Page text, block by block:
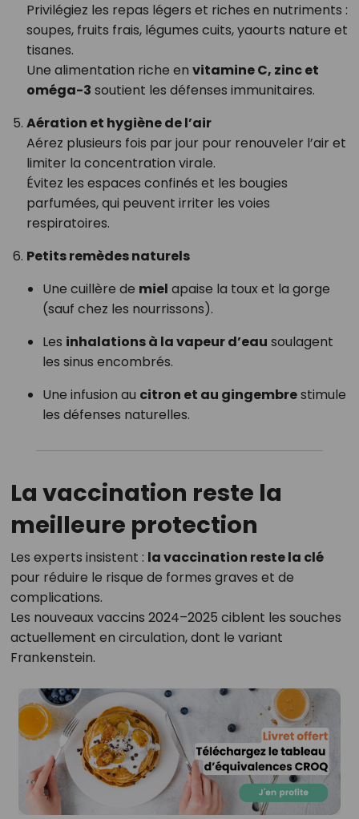
Privilégiez les repas légers et riches en nutriments :
soupes, fruits frais, légumes cuits, yaourts nature et
tisanes.
Une alimentation riche en vitamine C, zinc et
oméga-3 soutient les défenses immunitaires.
Aération et hygiène de l’air
Aérez plusieurs fois par jour pour renouveler l’air et
limiter la concentration virale.
Évitez les espaces confinés et les bougies
parfumées, qui peuvent irriter les voies
respiratoires.
Petits remèdes naturels
Une cuillère de miel apaise la toux et la gorge
(sauf chez les nourrissons).
Les inhalations à la vapeur d’eau soulagent
les sinus encombrés.
Une infusion au citron et au gingembrestimule
les défenses naturelles.
La vaccination reste la
meilleure protection
Les experts insistent : la vaccination reste la clé
pour réduire le risque de formes graves et de
complications.
Les nouveaux vaccins 2024–2025 ciblent les souches
actuellement en circulation, dont le variant
Frankenstein.